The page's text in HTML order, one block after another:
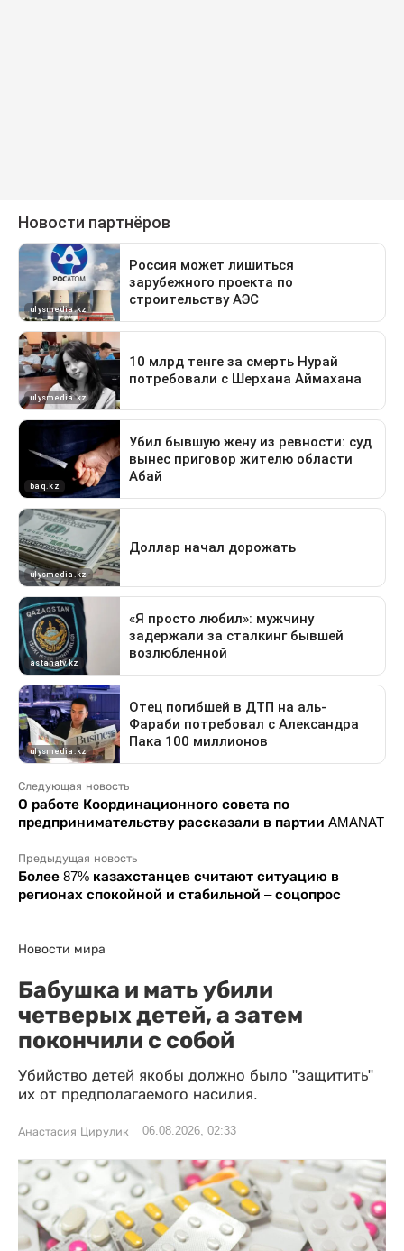
Следующая новость
О работе Координационного совета по
предпринимательству рассказали в партии AMANAT
Предыдущая новость
Более 87% казахстанцев считают ситуацию в
регионах спокойной и стабильной – соцопрос
Новости мира
Бабушка и мать убили
четверых детей, а затем
покончили с собой
Убийство детей якобы должно было "защитить"
их от предполагаемого насилия.
Анастасия Цирулик 06.08.2026, 02:33